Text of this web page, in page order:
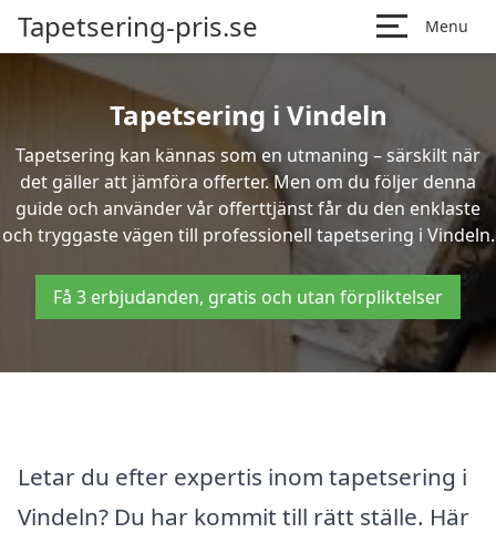
Tapetsering-pris.se Menu
Tapetsering i Vindeln
Tapetsering kan kännas som en utmaning – särskilt när
det gäller att jämföra offerter. Men om du följer denna
guide och använder vår offerttjänst får du den enklaste
och tryggaste vägen till professionell tapetsering i Vindeln.
Få 3 erbjudanden, gratis och utan förpliktelser
Letar du efter expertis inom tapetsering i
Vindeln? Du har kommit till rätt ställe. Här